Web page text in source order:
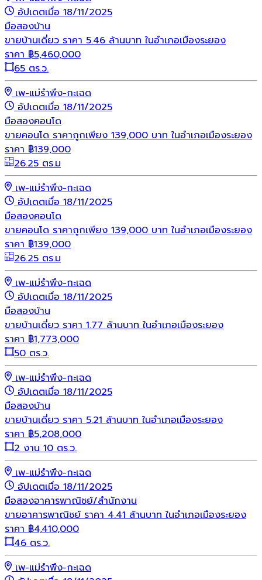
อัปเดตเมื่อ 18/11/2025
มือสองบ้าน
ขายบ้านเดี่ยว ราคา 5.46 ล้านบาท ในอำเภอเมืองระยอง
ราคา ฿5,460,000
65 ตร.ว.
เพ-แม่รำพึง-กะเฉด
อัปเดตเมื่อ 18/11/2025
มือสองคอนโด
ขายคอนโด ราคาถูกเพียง 139,000 บาท ในอำเภอเมืองระยอง
ราคา ฿139,000
26.25 ตร.ม
เพ-แม่รำพึง-กะเฉด
อัปเดตเมื่อ 18/11/2025
มือสองคอนโด
ขายคอนโด ราคาถูกเพียง 139,000 บาท ในอำเภอเมืองระยอง
ราคา ฿139,000
26.25 ตร.ม
เพ-แม่รำพึง-กะเฉด
อัปเดตเมื่อ 18/11/2025
มือสองบ้าน
ขายบ้านเดี่ยว ราคา 1.77 ล้านบาท ในอำเภอเมืองระยอง
ราคา ฿1,773,000
50 ตร.ว.
เพ-แม่รำพึง-กะเฉด
อัปเดตเมื่อ 18/11/2025
มือสองบ้าน
ขายบ้านเดี่ยว ราคา 5.21 ล้านบาท ในอำเภอเมืองระยอง
ราคา ฿5,208,000
2 งาน 10 ตร.ว.
เพ-แม่รำพึง-กะเฉด
อัปเดตเมื่อ 18/11/2025
มือสองอาคารพาณิชย์/สำนักงาน
ขายอาคารพาณิชย์ ราคา 4.41 ล้านบาท ในอำเภอเมืองระยอง
ราคา ฿4,410,000
46 ตร.ว.
เพ-แม่รำพึง-กะเฉด